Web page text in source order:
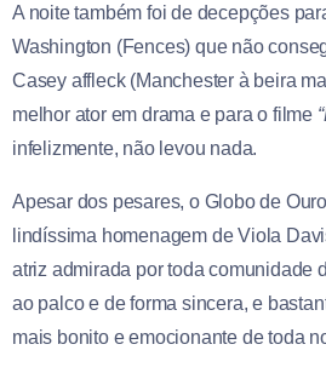
A noite também foi de decepções
Washington (Fences) que não
Casey affleck (Manchester à beira
melhor ator em drama e para o filme
infelizmente, não levou nada.
Apesar dos pesares, o Globo de
lindíssima homenagem de Viola
atriz admirada por toda comunidade
ao palco e de forma sincera, e
mais bonito e emocionante de toda